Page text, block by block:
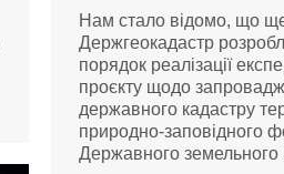
Нам стало відомо, що
Держгеокадастр
порядок реалізації
проєкту щодо
державного кадастру
природно-заповідного
Державного земельного